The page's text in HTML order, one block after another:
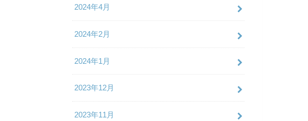
2024年4月
2024年2月
2024年1月
2023年12月
2023年11月